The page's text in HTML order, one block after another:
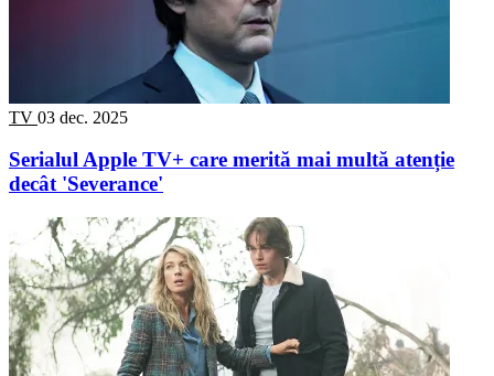
TV 03 dec. 2025
Serialul Apple TV+ care merită mai multă atenție
decât 'Severance'